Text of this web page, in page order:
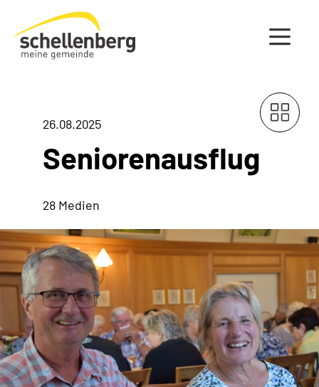
Gemeinde Schellenberg Startseite
26.08.2025
Seniorenausflug
28 Medien